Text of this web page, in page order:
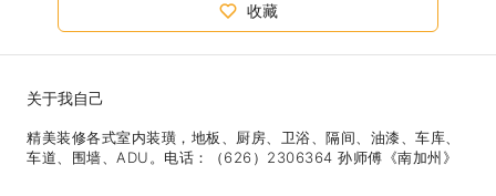
收藏
关于我自己
精美装修各式室内装璜，地板、厨房、卫浴、隔间、油漆、车库、
车道、围墙、ADU。电话：（626）2306364 孙师傅《南加州》